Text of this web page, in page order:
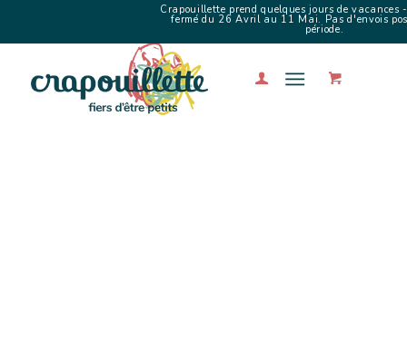
Crapouillette prend quelques jours de vacances
fermé du 26 Avril au 11 Mai. Pas d'envois
période.